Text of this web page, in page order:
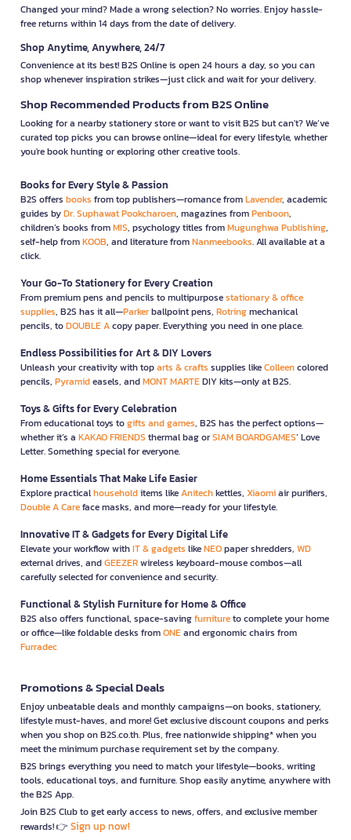
Changed your mind? Made a wrong selection? No worries. Enjoy hassle-
free returns within 14 days from the date of delivery.
Shop Anytime, Anywhere, 24/7
Convenience at its best! B2S Online is open 24 hours a day, so you can
shop whenever inspiration strikes—just click and wait for your delivery.
Shop Recommended Products from B2S Online
Looking for a nearby stationery store or want to visit B2S but can't? We’ve
curated top picks you can browse online—ideal for every lifestyle, whether
you're book hunting or exploring other creative tools.
Books for Every Style & Passion
B2S offers books from top publishers—romance fromLavender, academic
guides byDr. Suphawat Pookcharoen, magazines fromPenboon,
children’s books fromMIS, psychology titles fromMugunghwa Publishing,
self-help fromKOOB, and literature fromNanmeebooks. All available at a
click.
Your Go-To Stationery for Every Creation
From premium pens and pencils to multipurposestationary & office
supplies, B2S has it all—Parkerballpoint pens, Rotringmechanical
pencils, toDOUBLE Acopy paper. Everything you need in one place.
Endless Possibilities for Art & DIY Lovers
Unleash your creativity with toparts & crafts supplies likeColleencolored
pencils, Pyramideasels, andMONT MARTEDIY kits—only at B2S.
Toys & Gifts for Every Celebration
From educational toys togifts and games, B2S has the perfect options—
whether it’s a KAKAO FRIENDS thermal bag orSIAM BOARDGAMES’ Love
Letter. Something special for everyone.
Home Essentials That Make Life Easier
Explore practicalhouseholditems likeAnitechkettles, Xiaomiair purifiers,
Double A Careface masks, and more—ready for your lifestyle.
Innovative IT & Gadgets for Every Digital Life
Elevate your workflow withIT & gadgets likeNEOpaper shredders, WD
external drives, andGEEZERwireless keyboard-mouse combos—all
carefully selected for convenience and security.
Functional & Stylish Furniture for Home & Office
B2S also offers functional, space-savingfurnitureto complete your home
or office—like foldable desks fromONEand ergonomic chairs from
Furradec
Promotions & Special Deals
Enjoy unbeatable deals and monthly campaigns—on books, stationery,
lifestyle must-haves, and more! Get exclusive discount coupons and perks
when you shop on B2S.co.th. Plus, free nationwide shipping* when you
meet the minimum purchase requirement set by the company.
B2S brings everything you need to match your lifestyle—books, writing
tools, educational toys, and furniture. Shop easily anytime, anywhere with
the B2S App.
Join B2S Club to get early access to news, offers, and exclusive member
rewards! 👉 Sign up now!